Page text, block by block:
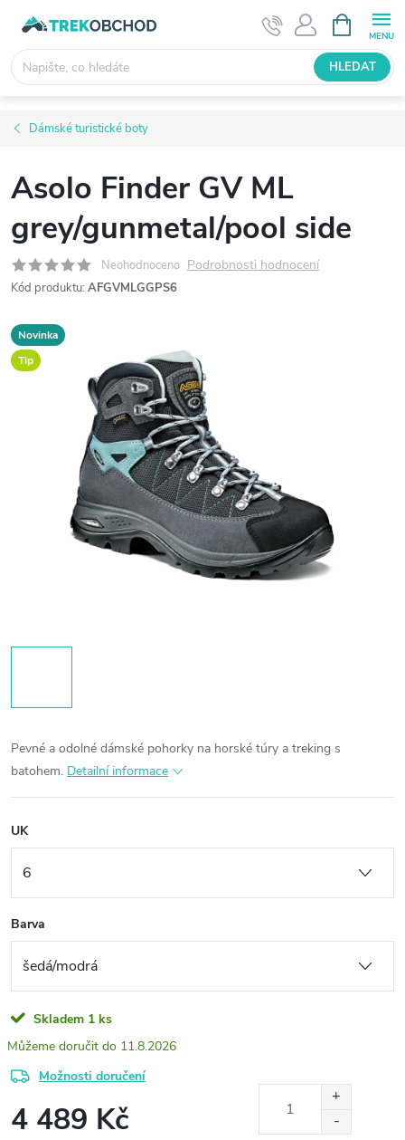
obsah
NÁKUPNÍ
KOŠÍK
HLEDAT
Dámské turistické boty
Asolo Finder GV ML
grey/gunmetal/pool side
Neohodnoceno Podrobnosti hodnocení
Kód produktu: AFGVMLGGPS6
Novinka
Tip
Pevné a odolné dámské pohorky na horské túry a treking s
batohem. Detailní informace
UK
Barva
Skladem 1 ks
11.8.2026
Možnosti doručení
4 489 Kč